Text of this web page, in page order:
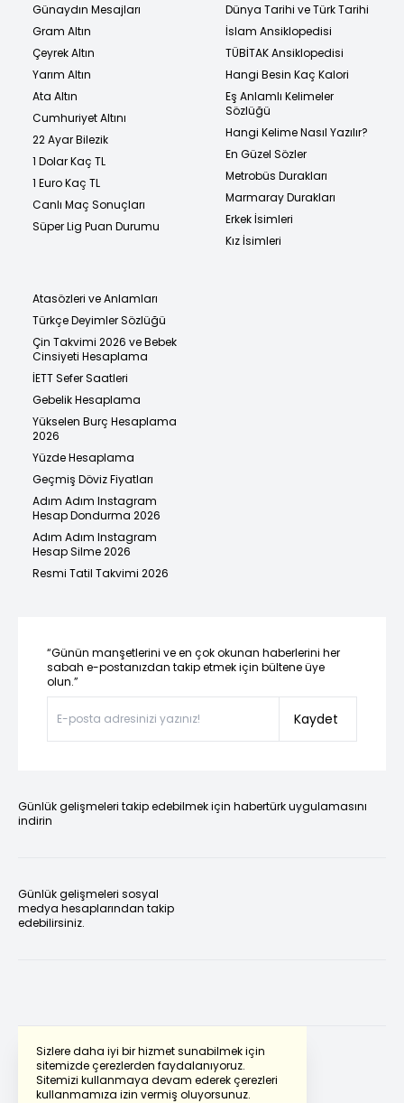
Sizlere daha iyi bir hizmet sunabilmek için
sitemizde çerezlerden faydalanıyoruz.
Sitemizi kullanmaya devam ederek çerezleri
kullanmamıza izin vermiş oluyorsunuz.
Günaydın Mesajları
Gram Altın
Çeyrek Altın
Yarım Altın
Ata Altın
Cumhuriyet Altını
22 Ayar Bilezik
1 Dolar Kaç TL
1 Euro Kaç TL
Canlı Maç Sonuçları
Süper Lig Puan Durumu
Dünya Tarihi ve Türk Tarihi
İslam Ansiklopedisi
TÜBİTAK Ansiklopedisi
Hangi Besin Kaç Kalori
Eş Anlamlı Kelimeler
Sözlüğü
Hangi Kelime Nasıl Yazılır?
En Güzel Sözler
Metrobüs Durakları
Marmaray Durakları
Erkek İsimleri
Kız İsimleri
Atasözleri ve Anlamları
Türkçe Deyimler Sözlüğü
Çin Takvimi 2026 ve Bebek
Cinsiyeti Hesaplama
İETT Sefer Saatleri
Gebelik Hesaplama
Yükselen Burç Hesaplama
2026
Yüzde Hesaplama
Geçmiş Döviz Fiyatları
Adım Adım Instagram
Hesap Dondurma 2026
Adım Adım Instagram
Hesap Silme 2026
Resmi Tatil Takvimi 2026
“Günün manşetlerini ve en çok okunan haberlerini her
sabah e-postanızdan takip etmek için bültene üye
olun.”
Kaydet
Günlük gelişmeleri takip edebilmek için habertürk uygulamasını
indirin
Günlük gelişmeleri sosyal
medya hesaplarından takip
edebilirsiniz.
Powered by Translate